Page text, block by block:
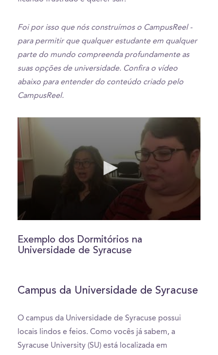
Foi por isso que nós construímos o CampusReel -
para permitir que qualquer estudante em qualquer
parte do mundo compreenda profundamente as
suas opções de universidade. Confira o vídeo
abaixo para entender do conteúdo criado pelo
CampusReel.
of
0
seconds
Exemplo dos Dormitórios na
Universidade de Syracuse
Campus da Universidade de Syracuse
O campus da Universidade de Syracuse possui
locais lindos e feios. Como vocês já sabem, a
Syracuse University (SU) está localizada em